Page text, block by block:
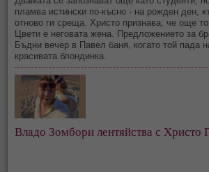
пламва истински по-късно - на рожден ден,
отново ги среща. Христо признава, че още
Цвети е неговата жена. Предложението за
Бъдни вечер в Павел баня, когато той пада
красивата блондинка.
Владо Зомбори лентяйства с Христо